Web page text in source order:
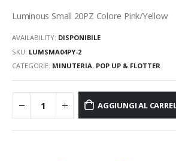
Luminous Small 20PZ Colore Pink/Yellow
AVAILABILITY: DISPONIBILE
SKU: LUMSMA04PY-2
CATEGORIE: MINUTERIA, POP UP & FLOTTER
AGGIUNGI AL